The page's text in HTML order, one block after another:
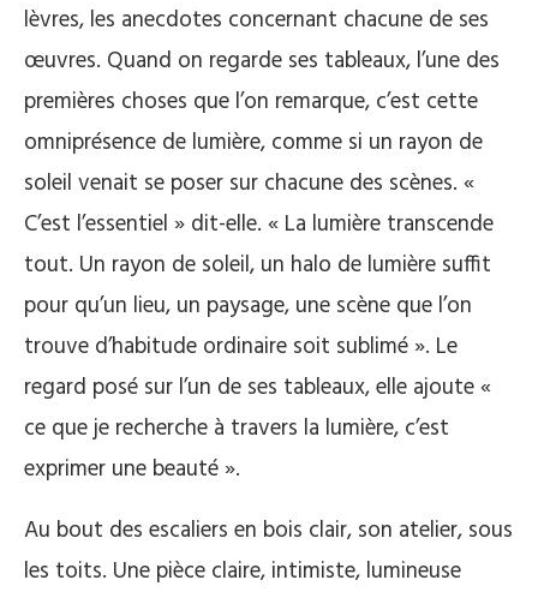
lèvres, les anecdotes concernant chacune de ses
œuvres. Quand on regarde ses tableaux, l’une des
premières choses que l’on remarque, c’est cette
omniprésence de lumière, comme si un rayon de
soleil venait se poser sur chacune des scènes. «
C’est l’essentiel » dit-elle. « La lumière transcende
tout. Un rayon de soleil, un halo de lumière suffit
pour qu’un lieu, un paysage, une scène que l’on
trouve d’habitude ordinaire soit sublimé ». Le
regard posé sur l’un de ses tableaux, elle ajoute «
ce que je recherche à travers la lumière, c’est
exprimer une beauté ».
Au bout des escaliers en bois clair, son atelier, sous
les toits. Une pièce claire, intimiste, lumineuse